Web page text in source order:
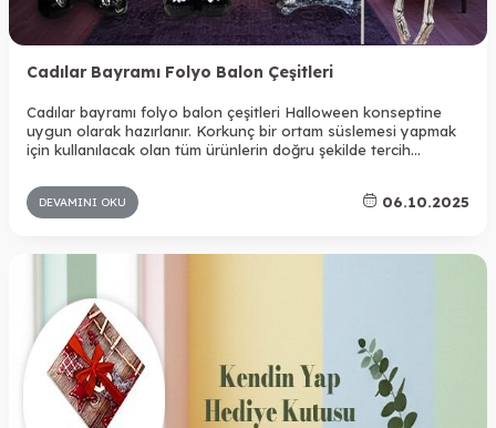
Cadılar Bayramı Folyo Balon Çeşitleri
Cadılar bayramı folyo balon çeşitleri Halloween konseptine
uygun olarak hazırlanır. Korkunç bir ortam süslemesi yapmak
için kullanılacak olan tüm ürünlerin doğru şekilde tercih
olan tüm parçalar cadılar bayramı ruhunu yansıtmalı ve
korkunç olmalıdır.
DEVAMINI OKU 06.10.2025